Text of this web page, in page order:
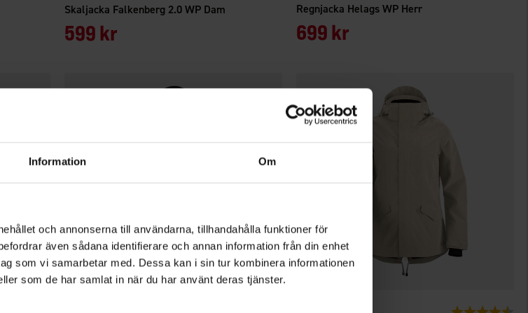
Information Om
och annonserna till användarna, tillhandahålla funktioner för
även sådana identifierare och annan information från din enhet
som vi samarbetar med. Dessa kan i sin tur kombinera informationen
som de har samlat in när du har använt deras tjänster.
Skaljacka Falkenberg 2.0 WP Dam
599 kr
Regnjacka Helags WP Herr
699 kr
Betyg: